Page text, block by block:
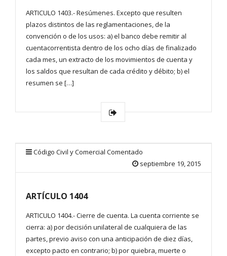
ARTICULO 1403.- Resúmenes. Excepto que resulten
plazos distintos de las reglamentaciones, de la
convención o de los usos: a) el banco debe remitir al
cuentacorrentista dentro de los ocho días de finalizado
cada mes, un extracto de los movimientos de cuenta y
los saldos que resultan de cada crédito y débito; b) el
resumen se […]
Código Civil y Comercial Comentado
septiembre 19, 2015
ARTÍCULO 1404
ARTICULO 1404.- Cierre de cuenta. La cuenta corriente se
cierra: a) por decisión unilateral de cualquiera de las
partes, previo aviso con una anticipación de diez días,
excepto pacto en contrario; b) por quiebra, muerte o